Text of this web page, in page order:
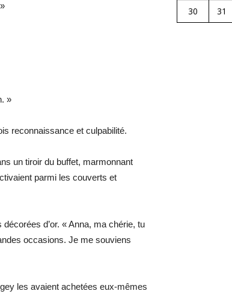
»
reconnaissance et culpabilité.
un tiroir du buffet, marmonnant
parmi les couverts et
d’or. « Anna, ma chérie, tu
occasions. Je me souviens
les avaient achetées eux-mêmes
30
31